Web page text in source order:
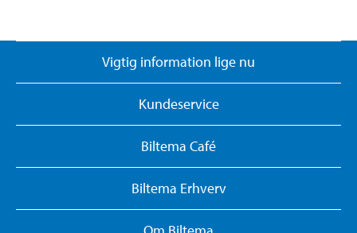
Vigtig information lige nu
Kundeservice
Biltema Café
Biltema Erhverv